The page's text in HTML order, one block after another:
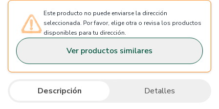
Este producto no puede enviarse la dirección
seleccionada. Por favor, elige otra o revisa los productos
disponibles para tu dirección.
Ver productos similares
Descripción Detalles